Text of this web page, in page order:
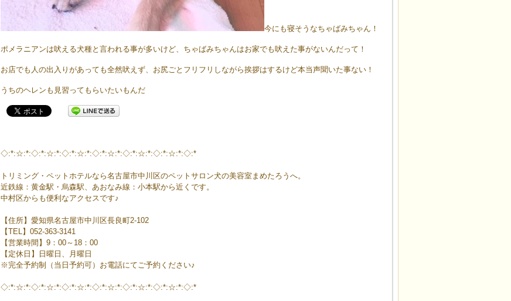
今にも寝そうなちゃばみちゃん！
ポメラニアンは吠える犬種と言われる事が多いけど、ちゃばみちゃんはお家でも吠えた事がないんだって！
お店でも人の出入りがあっても全然吠えず、お尻ごとフリフリしながら挨拶はするけど本当声聞いた事ない！
うちのヘレンも見習ってもらいたいもんだ
◇:*:☆:*:◇:*:☆:*:◇:*:☆:*:◇:*:☆:*:◇:*:☆:*:◇:*:☆:*:◇:*
トリミング・ペットホテルなら名古屋市中川区のペットサロン犬の美容室まめたろうへ。
近鉄線：黄金駅・烏森駅、あおなみ線：小本駅から近くです。
中村区からも便利なアクセスです♪
【住所】愛知県名古屋市中川区長良町2-102
【TEL】052-363-3141
【営業時間】9：00～18：00
【定休日】日曜日、月曜日
※完全予約制（当日予約可）お電話にてご予約ください♪
◇:*:☆:*:◇:*:☆:*:◇:*:☆:*:◇:*:☆:*:◇:*:☆:*:◇:*:☆:*:◇:*